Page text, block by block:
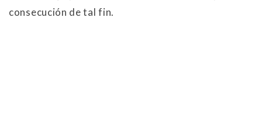
consecución de tal fin.